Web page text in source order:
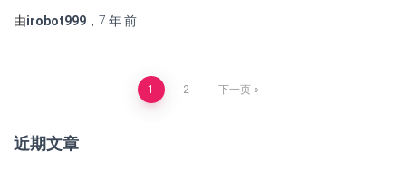
由irobot999 ， 7 年前
章
1 2 下一页
近期文章